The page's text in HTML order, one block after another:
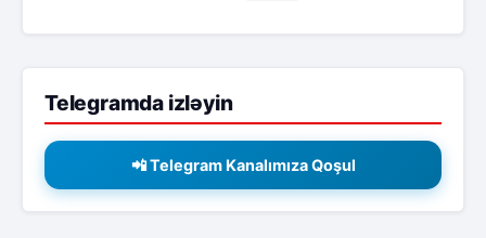
Telegramda izləyin
📲 Telegram Kanalımıza Qoşul